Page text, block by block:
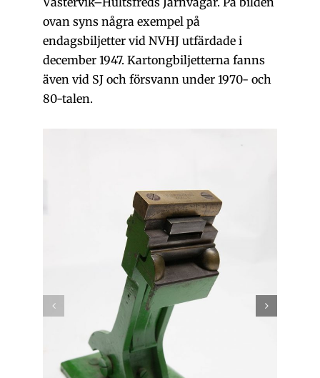
ovan syns några exempel på
endagsbiljetter vid NVHJ utfärdade i
december 1947. Kartongbiljetterna fanns
även vid SJ och försvann under 1970- och
80-talen.